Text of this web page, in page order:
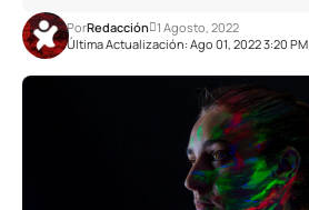
Última Actualización: Ago 01, 2022 3:20 PM
PorRedacción 1 Agosto, 2022